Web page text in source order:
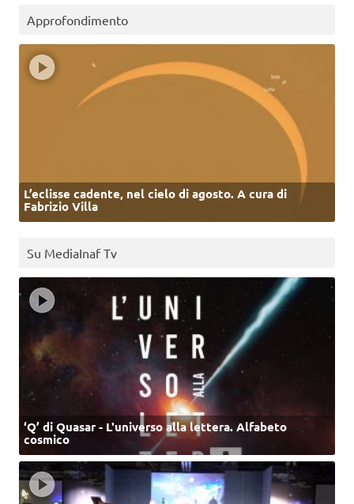
Approfondimento
L’eclisse cadente, nel cielo di agosto. A cura di
Fabrizio Villa
Su MediaInaf Tv
‘Q’ di Quasar - L'universo alla lettera. Alfabeto
cosmico